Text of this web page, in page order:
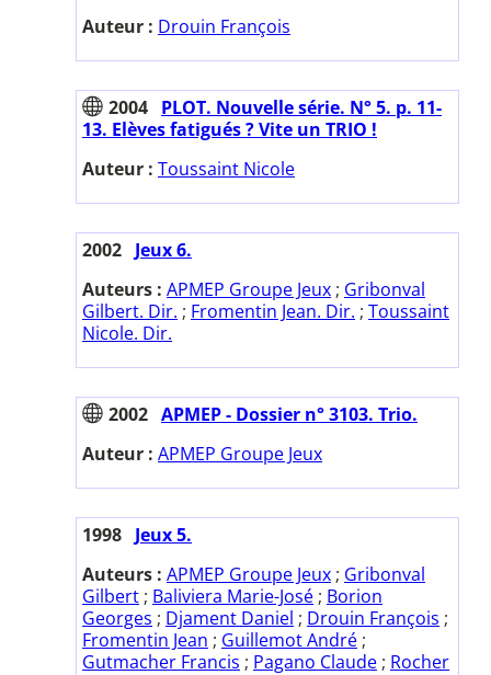
Auteur : Drouin François
2004 PLOT. Nouvelle série. N° 5. p. 11-
13. Elèves fatigués ? Vite un TRIO !
Auteur : Toussaint Nicole
2002 Jeux 6.
Auteurs : APMEP Groupe Jeux ; Gribonval
Gilbert. Dir. ; Fromentin Jean. Dir. ; Toussaint
Nicole. Dir.
2002 APMEP - Dossier n° 3103. Trio.
Auteur : APMEP Groupe Jeux
1998 Jeux 5.
Auteurs : APMEP Groupe Jeux ; Gribonval
Gilbert ; Baliviera Marie-José ; Borion
Georges ; Djament Daniel ; Drouin François ;
Fromentin Jean ; Guillemot André ;
Gutmacher Francis ; Pagano Claude ; Rocher